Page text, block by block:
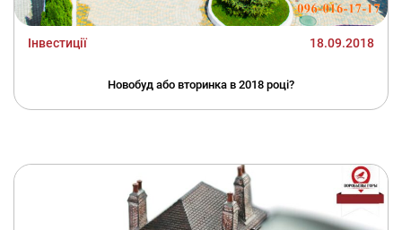
Інвестиції 18.09.2018
Новобуд або вторинка в 2018 році?